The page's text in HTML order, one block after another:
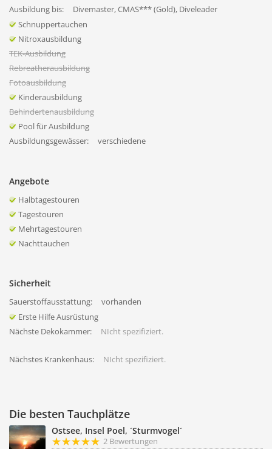
Ausbildung bis:
Divemaster, CMAS*** (Gold), Diveleader
Schnuppertauchen
Nitroxausbildung
TEK-Ausbildung
Rebreatherausbildung
Fotoausbildung
Kinderausbildung
Behindertenausbildung
Pool für Ausbildung
Ausbildungsgewässer:
verschiedene
Angebote
Halbtagestouren
Tagestouren
Mehrtagestouren
Nachttauchen
Sicherheit
Sauerstoffausstattung:
vorhanden
Erste Hilfe Ausrüstung
Nächste Dekokammer:
NIcht spezifiziert.
Nächstes Krankenhaus: NIcht spezifiziert.
Die besten Tauchplätze
Ostsee, Insel Poel, ´Sturmvogel´
2 Bewertungen